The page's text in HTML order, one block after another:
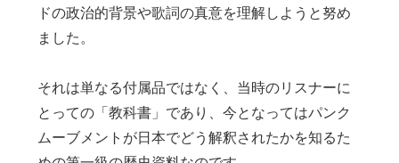
ドの政治的背景や歌詞の真意を理解しようと努め
ました。
それは単なる付属品ではなく、当時のリスナーに
とっての「教科書」であり、今となってはパンク
ムーブメントが日本でどう解釈されたかを知るた